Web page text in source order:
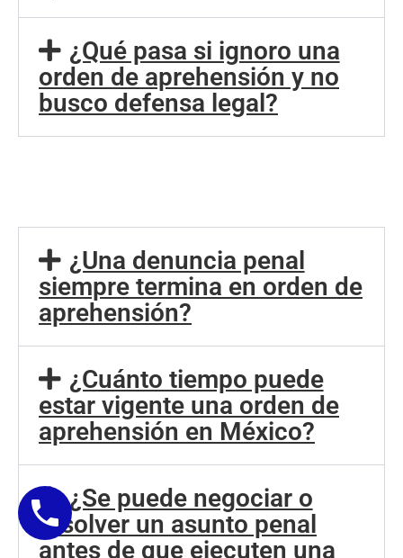
¿Qué pasa si ignoro una
orden de aprehensión y no
busco defensa legal?
¿Una denuncia penal
siempre termina en orden de
aprehensión?
¿Cuánto tiempo puede
estar vigente una orden de
aprehensión en México?
¿Se puede negociar o
resolver un asunto penal
antes de que ejecuten una